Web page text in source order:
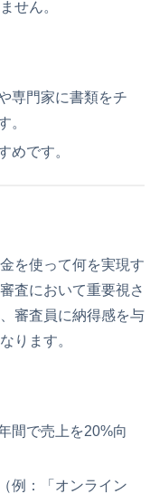
せん。
専門家に書類をチ
。
めです。
を使って何を実現す
査において重要視さ
審査員に納得感を与
ります。
間で売上を20%向
例：「オンライン